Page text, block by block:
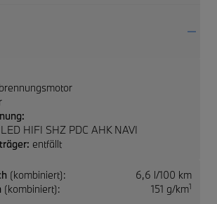
HIFI SHZ PDC AHK NAVI
entfällt
(kombiniert):
6,6 l/100 km
(kombiniert): 151 g/km1